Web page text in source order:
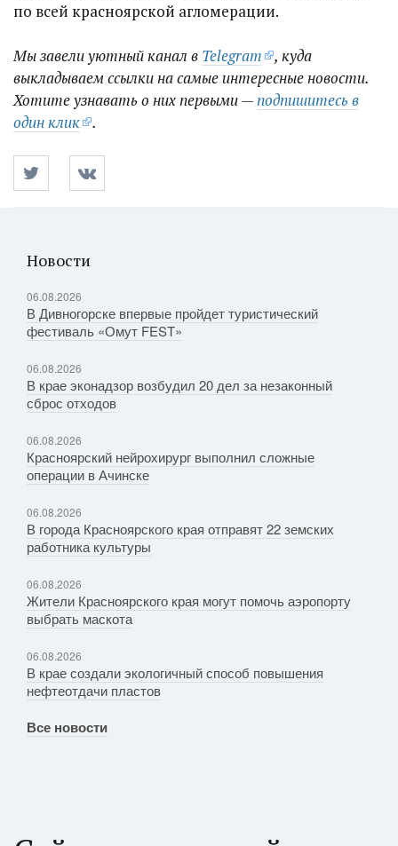
по всей красноярской агломерации.
Мы завели уютный канал в Telegram
, куда
выкладываем ссылки на самые интересные новости.
Хотите узнавать о них первыми —подпишитесь в
один клик
.
Новости
06.08.2026
В Дивногорске впервые пройдет туристический
фестиваль «Омут FEST»
06.08.2026
В крае эконадзор возбудил 20 дел за незаконный
сброс отходов
06.08.2026
Красноярский нейрохирург выполнил сложные
операции в Ачинске
06.08.2026
В города Красноярского края отправят 22 земских
работника культуры
06.08.2026
Жители Красноярского края могут помочь аэропорту
выбрать маскота
06.08.2026
В крае создали экологичный способ повышения
нефтеотдачи пластов
Все новости